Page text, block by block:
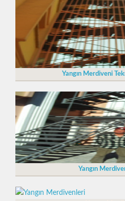
Yangın Merdiveni
Yangın